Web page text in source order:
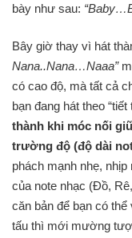
bày như sau:
Bây giờ thay vì hát
Nana..Nana…Naaa”
có cao độ, mà tất cả
bạn đang hát theo
thành khi móc nối
trường độ (độ dài
phách mạnh nhẹ,
của note nhạc (Đồ,
căn bản để bạn có
tấu thì mới mường